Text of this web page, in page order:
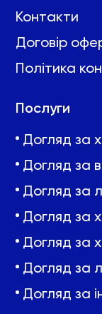
Контакти
Договір
Політика
Послуги
Догляд за
Догляд за
Догляд за
Догляд за
Догляд за
Догляд за
Догляд за